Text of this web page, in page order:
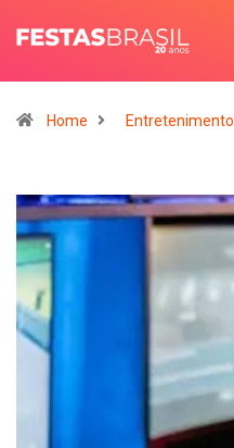
Home Entretenimento